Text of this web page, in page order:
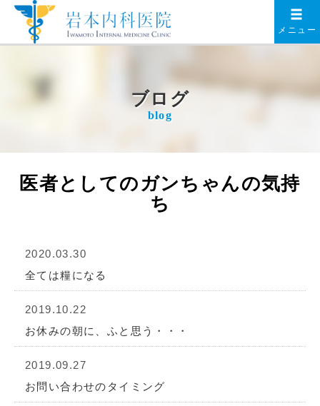
メニュー
ブログ
blog
医者としてのガンちゃんの気持
ち
2020.03.30
全ては糧になる
2019.10.22
お休みの朝に、ふと思う・・・
2019.09.27
お問い合わせのタイミング